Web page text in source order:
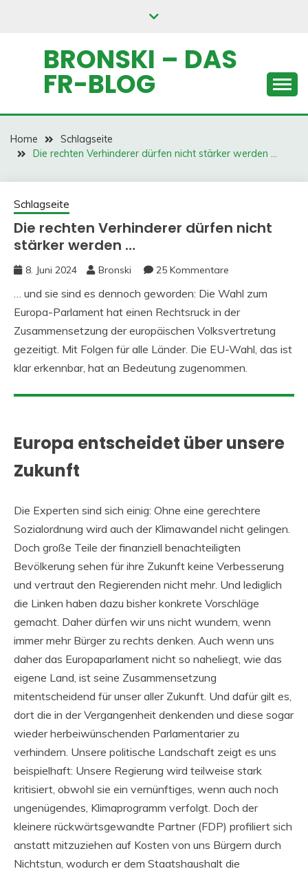
BRONSKI – DAS
FR-BLOG
Home
Schlagseite
Die rechten Verhinderer dürfen nicht stärker werden …
Schlagseite
Die rechten Verhinderer dürfen nicht
stärker werden …
8. Juni 2024 Bronski 25 Kommentare
… und sie sind es dennoch geworden: Die Wahl zum
Europa-Parlament hat einen Rechtsruck in der
Zusammensetzung der europäischen Volksvertretung
gezeitigt. Mit Folgen für alle Länder. Die EU-Wahl, das ist
klar erkennbar, hat an Bedeutung zugenommen.
Europa entscheidet über unsere
Zukunft
Die Experten sind sich einig: Ohne eine gerechtere
Sozialordnung wird auch der Klimawandel nicht gelingen.
Doch große Teile der finanziell benachteiligten
Bevölkerung sehen für ihre Zukunft keine Verbesserung
und vertraut den Regierenden nicht mehr. Und lediglich
die Linken haben dazu bisher konkrete Vorschläge
gemacht. Daher dürfen wir uns nicht wundern, wenn
immer mehr Bürger zu rechts denken. Auch wenn uns
daher das Europaparlament nicht so naheliegt, wie das
eigene Land, ist seine Zusammensetzung
mitentscheidend für unser aller Zukunft. Und dafür gilt es,
dort die in der Vergangenheit denkenden und diese sogar
wieder herbeiwünschenden Parlamentarier zu
verhindern. Unsere politische Landschaft zeigt es uns
beispielhaft: Unsere Regierung wird teilweise stark
kritisiert, obwohl sie ein vernünftiges, wenn auch noch
ungenügendes, Klimaprogramm verfolgt. Doch der
kleinere rückwärtsgewandte Partner (FDP) profiliert sich
anstatt mitzuziehen auf Kosten von uns Bürgern durch
Nichtstun, wodurch er dem Staatshaushalt die